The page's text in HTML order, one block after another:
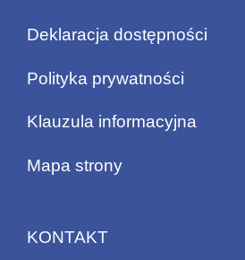
Deklaracja dostępności
Polityka prywatności
Klauzula informacyjna
Mapa strony
KONTAKT